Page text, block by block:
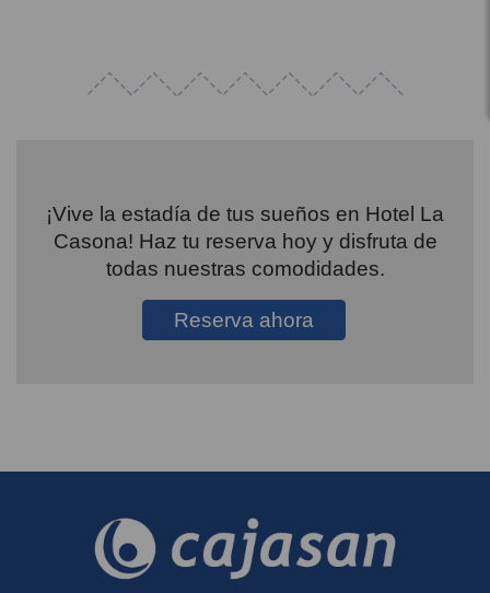
¡Vive la estadía de tus sueños en Hotel La
Casona! Haz tu reserva hoy y disfruta de
todas nuestras comodidades.
Reserva ahora